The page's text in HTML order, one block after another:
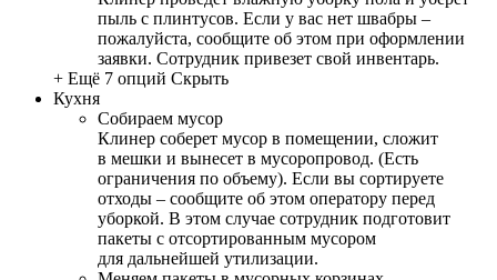
пыль с плинтусов. Если у вас нет швабры –
пожалуйста, сообщите об этом при оформлении
заявки. Сотрудник привезет свой инвентарь.
+ Ещё 7 опций Скрыть
Кухня
Собираем мусор
Клинер соберет мусор в помещении, сложит
в мешки и вынесет в мусоропровод. (Есть
ограничения по объему). Если вы сортируете
отходы – сообщите об этом оператору перед
уборкой. В этом случае сотрудник подготовит
пакеты с отсортированным мусором
для дальнейшей утилизации.